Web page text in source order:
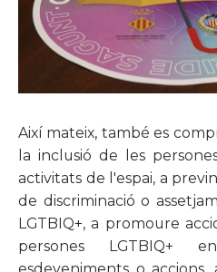
Així mateix, també es
la inclusió de les
activitats de l'espai, a
de discriminació o
LGTBIQ+, a promoure
persones LGTBIQ+